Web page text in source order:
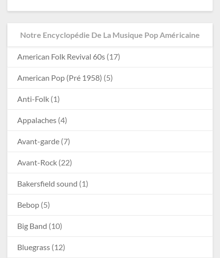
Notre Encyclopédie De La Musique Pop Américaine
American Folk Revival 60s (17)
American Pop (Pré 1958) (5)
Anti-Folk (1)
Appalaches (4)
Avant-garde (7)
Avant-Rock (22)
Bakersfield sound (1)
Bebop (5)
Big Band (10)
Bluegrass (12)